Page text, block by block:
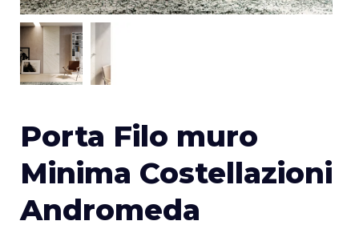
Porta Filo muro
Minima Costellazioni
Andromeda